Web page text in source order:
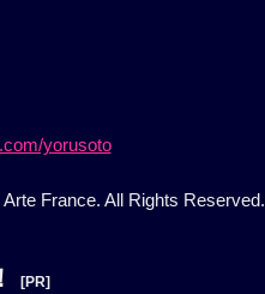
yorusoto
France. All Rights Reserved.
[PR]